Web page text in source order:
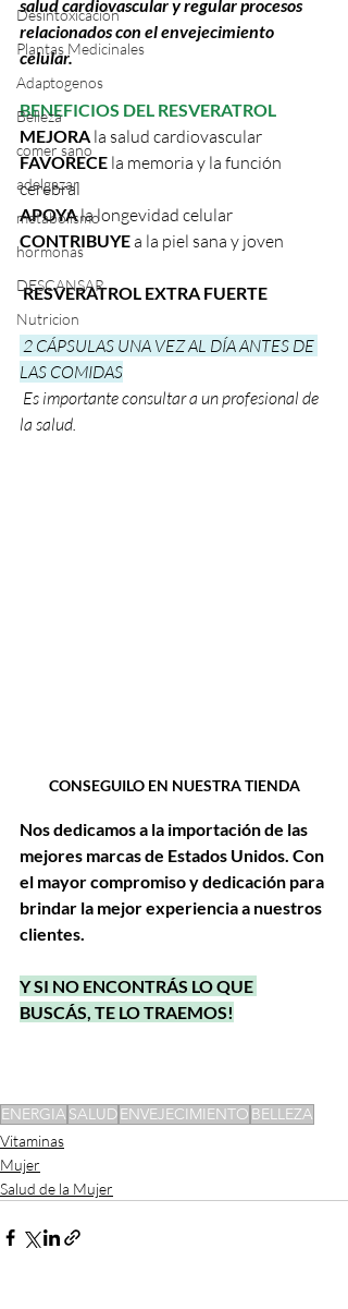
Desintoxicación
Plantas Medicinales
Adaptogenos
Belleza
comer sano
adelgazar
metabolismo
hormonas
DESCANSAR
Nutricion
salud cardiovascular y regular procesos
relacionados con el envejecimiento
celular.
BENEFICIOS DEL RESVERATROL
MEJORA la salud cardiovascular
FAVORECE la memoria y la función
cerebral
APOYA la longevidad celular
CONTRIBUYE a la piel sana y joven
RESVERATROL EXTRA FUERTE
2 CÁPSULAS UNA VEZ AL DÍA ANTES DE
LAS COMIDAS
Es importante consultar a un profesional de
la salud.
CONSEGUILO EN NUESTRA TIENDA
Nos dedicamos a la importación de las
mejores marcas de Estados Unidos. Con
el mayor compromiso y dedicación para
brindar la mejor experiencia a nuestros
clientes.
Y SI NO ENCONTRÁS LO QUE
BUSCÁS, TE LO TRAEMOS!
ENERGIA SALUDENVEJECIMIENTO BELLEZA
Vitaminas
Mujer
Salud de la Mujer